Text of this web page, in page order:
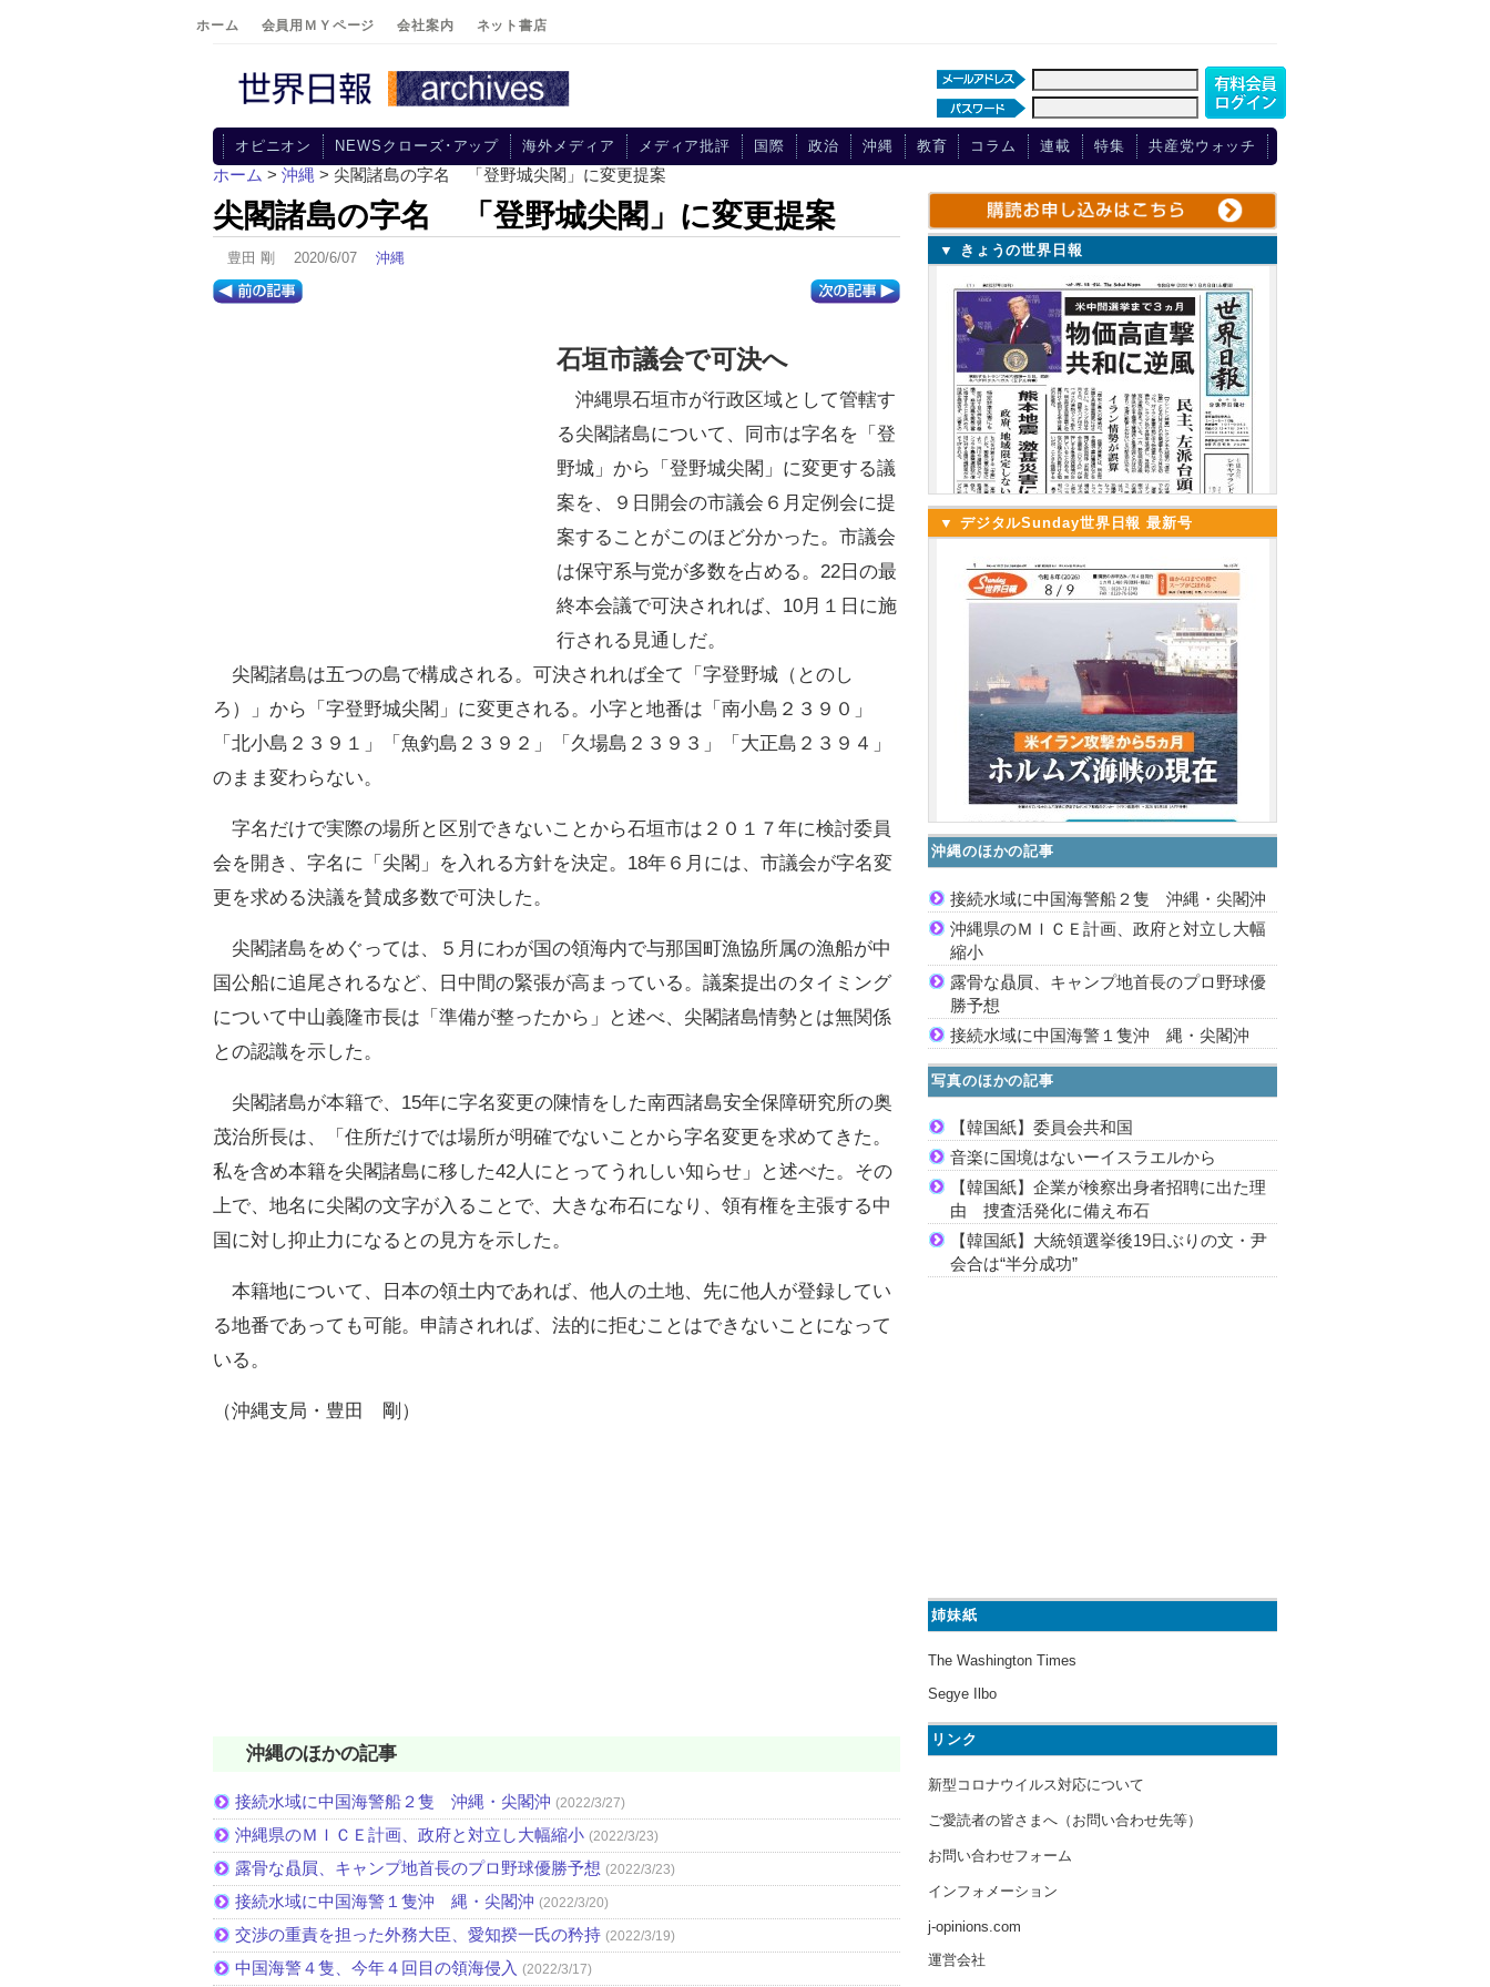
ホーム 会員用ＭＹページ 会社案内 ネット書店
オピニオン NEWSクローズ･アップ 海外メディア メディア批評 国際 政治 沖縄 教育 コラム 連載 特集 共産党ウォッチ
ホーム > 沖縄 > 尖閣諸島の字名 「登野城尖閣」に変更提案
尖閣諸島の字名 「登野城尖閣」に変更提案
豊田 剛 2020/6/07 沖縄
石垣市議会で可決へ
沖縄県石垣市が行政区域として管轄す
る尖閣諸島について、同市は字名を「登
野城」から「登野城尖閣」に変更する議
案を、９日開会の市議会６月定例会に提
案することがこのほど分かった。市議会
は保守系与党が多数を占める。22日の最
終本会議で可決されれば、10月１日に施
行される見通しだ。
尖閣諸島は五つの島で構成される。可決されれば全て「字登野城（とのし
ろ）」から「字登野城尖閣」に変更される。小字と地番は「南小島２３９０」
「北小島２３９１」「魚釣島２３９２」「久場島２３９３」「大正島２３９４」
のまま変わらない。
字名だけで実際の場所と区別できないことから石垣市は２０１７年に検討委員
会を開き、字名に「尖閣」を入れる方針を決定。18年６月には、市議会が字名変
更を求める決議を賛成多数で可決した。
尖閣諸島をめぐっては、５月にわが国の領海内で与那国町漁協所属の漁船が中
国公船に追尾されるなど、日中間の緊張が高まっている。議案提出のタイミング
について中山義隆市長は「準備が整ったから」と述べ、尖閣諸島情勢とは無関係
との認識を示した。
尖閣諸島が本籍で、15年に字名変更の陳情をした南西諸島安全保障研究所の奥
茂治所長は、「住所だけでは場所が明確でないことから字名変更を求めてきた。
私を含め本籍を尖閣諸島に移した42人にとってうれしい知らせ」と述べた。その
上で、地名に尖閣の文字が入ることで、大きな布石になり、領有権を主張する中
国に対し抑止力になるとの見方を示した。
本籍地について、日本の領土内であれば、他人の土地、先に他人が登録してい
る地番であっても可能。申請されれば、法的に拒むことはできないことになって
いる。
（沖縄支局・豊田 剛）
沖縄のほかの記事
接続水域に中国海警船２隻 沖縄・尖閣沖 (2022/3/27)
沖縄県のＭＩＣＥ計画、政府と対立し大幅縮小 (2022/3/23)
露骨な贔屓、キャンプ地首長のプロ野球優勝予想 (2022/3/23)
接続水域に中国海警１隻沖 縄・尖閣沖 (2022/3/20)
交渉の重責を担った外務大臣、愛知揆一氏の矜持 (2022/3/19)
中国海警４隻、今年４回目の領海侵入 (2022/3/17)
▼ きょうの世界日報
▼ デジタルSunday世界日報 最新号
沖縄のほかの記事
接続水域に中国海警船２隻 沖縄・尖閣沖
沖縄県のＭＩＣＥ計画、政府と対立し大幅
縮小
露骨な贔屓、キャンプ地首長のプロ野球優
勝予想
接続水域に中国海警１隻沖 縄・尖閣沖
写真のほかの記事
【韓国紙】委員会共和国
音楽に国境はないーイスラエルから
【韓国紙】企業が検察出身者招聘に出た理
由 捜査活発化に備え布石
【韓国紙】大統領選挙後19日ぶりの文・尹
会合は“半分成功”
姉妹紙
The Washington Times
Segye Ilbo
リンク
新型コロナウイルス対応について
ご愛読者の皆さまへ（お問い合わせ先等）
お問い合わせフォーム
インフォメーション
j-opinions.com
運営会社